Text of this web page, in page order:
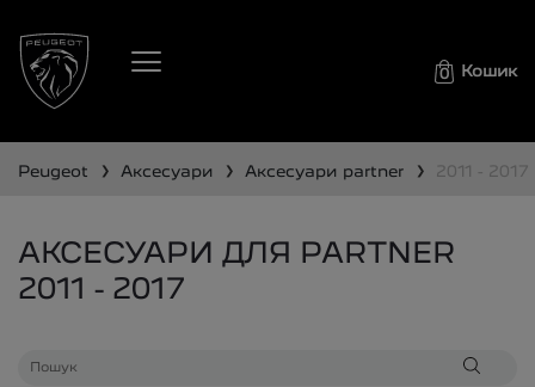
0 Кошик
peugeot ❯ аксесуари ❯ аксесуари partner ❯ 2011 - 2017
АКСЕСУАРИ ДЛЯ PARTNER
2011 - 2017